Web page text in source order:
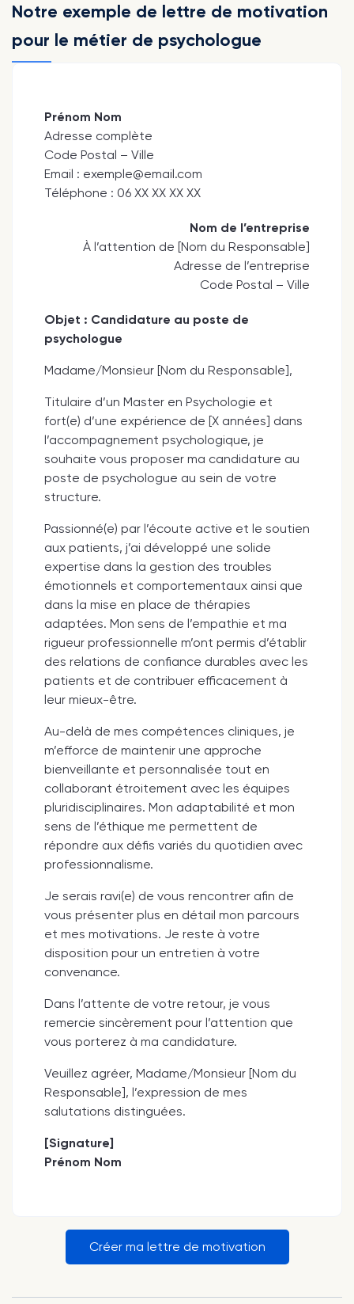
Notre exemple de lettre de motivation
pour le métier de psychologue
Prénom Nom
Adresse complète
Code Postal – Ville
Email : exemple@email.com
Téléphone : 06 XX XX XX XX
Nom de l’entreprise
À l’attention de [Nom du Responsable]
Adresse de l’entreprise
Code Postal – Ville
Objet : Candidature au poste de
psychologue
Madame/Monsieur [Nom du Responsable],
Titulaire d’un Master en Psychologie et
fort(e) d’une expérience de [X années] dans
l’accompagnement psychologique, je
souhaite vous proposer ma candidature au
poste de psychologue au sein de votre
structure.
Passionné(e) par l’écoute active et le soutien
aux patients, j’ai développé une solide
expertise dans la gestion des troubles
émotionnels et comportementaux ainsi que
dans la mise en place de thérapies
adaptées. Mon sens de l’empathie et ma
rigueur professionnelle m’ont permis d’établir
des relations de confiance durables avec les
patients et de contribuer efficacement à
leur mieux-être.
Au-delà de mes compétences cliniques, je
m’efforce de maintenir une approche
bienveillante et personnalisée tout en
collaborant étroitement avec les équipes
pluridisciplinaires. Mon adaptabilité et mon
sens de l’éthique me permettent de
répondre aux défis variés du quotidien avec
professionnalisme.
Je serais ravi(e) de vous rencontrer afin de
vous présenter plus en détail mon parcours
et mes motivations. Je reste à votre
disposition pour un entretien à votre
convenance.
Dans l’attente de votre retour, je vous
remercie sincèrement pour l’attention que
vous porterez à ma candidature.
Veuillez agréer, Madame/Monsieur [Nom du
Responsable], l’expression de mes
salutations distinguées.
[Signature]
Prénom Nom
Créer ma lettre de motivation